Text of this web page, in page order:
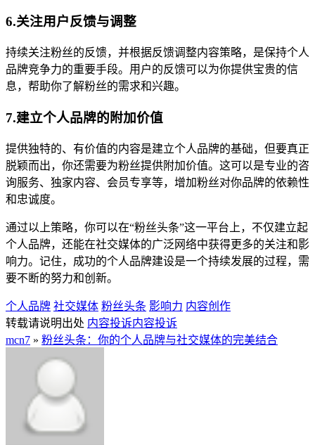
6.关注用户反馈与调整
持续关注粉丝的反馈，并根据反馈调整内容策略，是保持个人
品牌竞争力的重要手段。用户的反馈可以为你提供宝贵的信
息，帮助你了解粉丝的需求和兴趣。
7.建立个人品牌的附加价值
提供独特的、有价值的内容是建立个人品牌的基础，但要真正
脱颖而出，你还需要为粉丝提供附加价值。这可以是专业的咨
询服务、独家内容、会员专享等，增加粉丝对你品牌的依赖性
和忠诚度。
通过以上策略，你可以在“粉丝头条”这一平台上，不仅建立起
个人品牌，还能在社交媒体的广泛网络中获得更多的关注和影
响力。记住，成功的个人品牌建设是一个持续发展的过程，需
要不断的努力和创新。
个人品牌 社交媒体 粉丝头条 影响力 内容创作
转载请说明出处 内容投诉内容投诉
mcn7 » 粉丝头条：你的个人品牌与社交媒体的完美结合